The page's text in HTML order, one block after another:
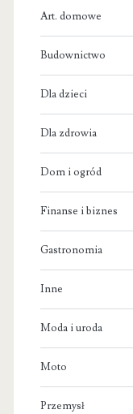
Art. domowe
Budownictwo
Dla dzieci
Dla zdrowia
Dom i ogród
Finanse i biznes
Gastronomia
Inne
Moda i uroda
Moto
Przemysł